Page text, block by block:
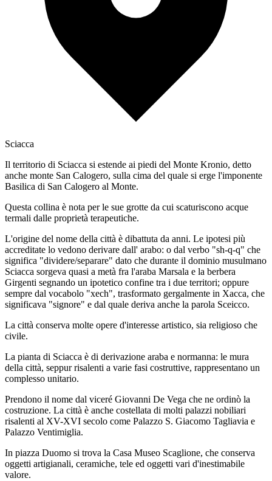
Sciacca
Il territorio di Sciacca si estende ai piedi del Monte Kronio, detto
anche monte San Calogero, sulla cima del quale si erge l'imponente
Basilica di San Calogero al Monte.
Questa collina è nota per le sue grotte da cui scaturiscono acque
termali dalle proprietà terapeutiche.
L'origine del nome della città è dibattuta da anni. Le ipotesi più
accreditate lo vedono derivare dall' arabo: o dal verbo "sh-q-q" che
significa "dividere/separare" dato che durante il dominio musulmano
Sciacca sorgeva quasi a metà fra l'araba Marsala e la berbera
Girgenti segnando un ipotetico confine tra i due territori; oppure
sempre dal vocabolo "xech", trasformato gergalmente in Xacca, che
significava "signore" e dal quale deriva anche la parola Sceicco.
La città conserva molte opere d'interesse artistico, sia religioso che
civile.
La pianta di Sciacca è di derivazione araba e normanna: le mura
della città, seppur risalenti a varie fasi costruttive, rappresentano un
complesso unitario.
Prendono il nome dal viceré Giovanni De Vega che ne ordinò la
costruzione. La città è anche costellata di molti palazzi nobiliari
risalenti al XV-XVI secolo come Palazzo S. Giacomo Tagliavia e
Palazzo Ventimiglia.
In piazza Duomo si trova la Casa Museo Scaglione, che conserva
oggetti artigianali, ceramiche, tele ed oggetti vari d'inestimabile
valore.